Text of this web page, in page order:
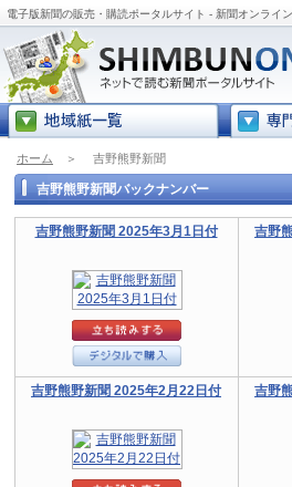
電子版新聞の販売・購読ポータルサイト - 新聞オンライ
ホーム ＞ 吉野熊野新聞
吉野熊野新聞バックナンバー
吉野熊野新聞 2025年3月1日付 吉野
吉野熊野新聞 2025年2月22日付 吉野